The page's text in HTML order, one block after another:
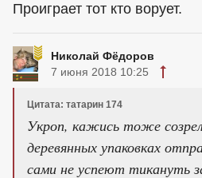
Проиграет тот кто ворует.
Николай Фёдоров
7 июня 2018 10:25
Цитата: татарин 174
Укроп, кажись тоже
деревянных упаковках
сами не успеют тикануть